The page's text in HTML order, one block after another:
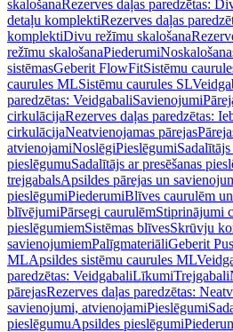
skalošanaRezerves daļas paredzētas:
detaļu komplektiRezerves daļas
komplektiDivu režīmu skalošana
režīmu skalošanaPiederumi
sistēmasGeberit FlowFitSistēmu
caurules MLSistēmu caurules SL
paredzētas: VeidgabaliSavienojumi
cirkulācijaRezerves daļas paredzētas:
cirkulācijaNeatvienojamas pārejas
atvienojamiNoslēgiPieslēgumi
pieslēgumuSadalītājs ar presēšanas
trejgabalsApsildes pārejas un
pieslēgumiPiederumiBlīves caurulēm
blīvējumiPārsegi caurulēmStiprinājumi
pieslēgumiemSistēmas blīvesSkrūvju
savienojumiemPalīgmateriāliGeberit
MLApsildes sistēmu caurules ML
paredzētas: VeidgabaliLīkumiTrejgabali
pārejasRezerves daļas paredzētas:
savienojumi, atvienojamiPieslēgumi
pieslēgumuApsildes pieslēgumi